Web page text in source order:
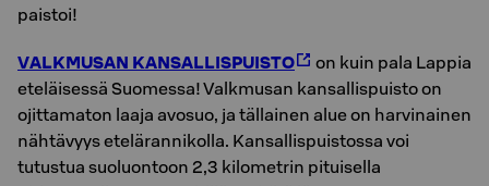
paistoi!
VALKMUSAN KANSALLISPUISTO
on kuin pala Lappia
eteläisessä Suomessa! Valkmusan kansallispuisto on
ojittamaton laaja avosuo, ja tällainen alue on harvinainen
nähtävyys etelärannikolla. Kansallispuistossa voi
tutustua suoluontoon 2,3 kilometrin pituisella